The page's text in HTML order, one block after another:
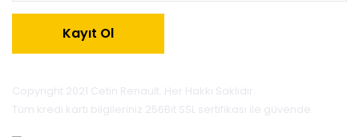
Kayıt Ol
Copyright 2021 Cetin Renault. Her Hakkı Saklıdır.
Tüm kredi kartı bilgileriniz 256Bit SSL sertifikası ile güvende.